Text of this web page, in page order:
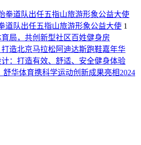
道队出任五指山旅游形象公益大使 1
局，共创新型社区百姓健身房
造北京马拉松阿迪达斯跑鞋嘉年华
：打造有效、舒适、安全健身体验
华体育携科学运动创新成果亮相2024